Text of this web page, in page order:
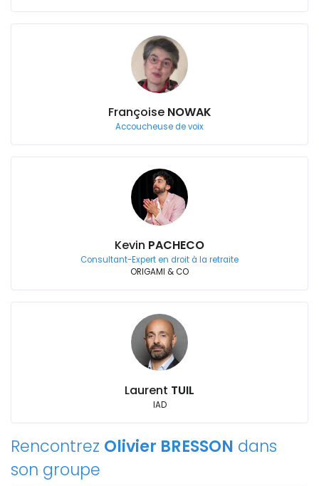
Françoise NOWAK
Accoucheuse de voix
Kevin PACHECO
Consultant-Expert en droit à la retraite
ORIGAMI & CO
Laurent TUIL
IAD
Rencontrez Olivier BRESSON dans
son groupe